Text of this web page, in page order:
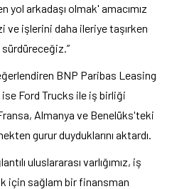
arkadaşı olmak' amacımız
işlerini daha ileriye taşırken
sürdüreceğiz.”
BNP Paribas Leasing
Ford Trucks ile iş birliği
Almanya ve Benelüks'teki
gurur duyduklarını aktardı.
uluslararası varlığımız, iş
için sağlam bir finansman